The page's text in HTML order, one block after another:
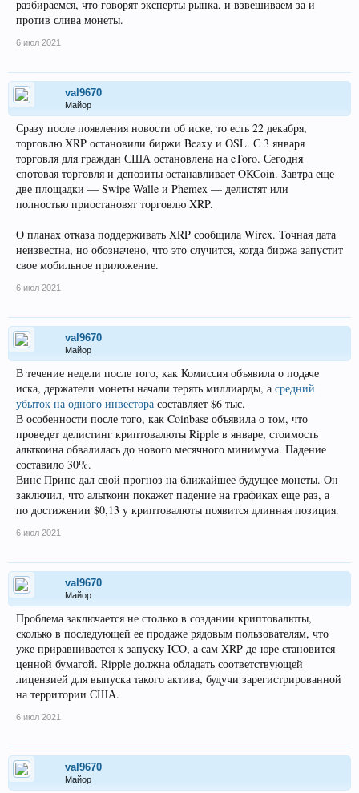
разбираемся, что говорят эксперты рынка, и взвешиваем за и
против слива монеты.
6 июл 2021
val9670
Майор
Сразу после появления новости об иске, то есть 22 декабря,
торговлю XRP остановили биржи Beaxy и OSL. С 3 января
торговля для граждан США остановлена на eToro. Сегодня
спотовая торговля и депозиты останавливает OKCoin. Завтра еще
две площадки — Swipe Walle и Phemex — делистят или
полностью приостановят торговлю XRP.
О планах отказа поддерживать XRP сообщила Wirex. Точная дата
неизвестна, но обозначено, что это случится, когда биржа запустит
свое мобильное приложение.
6 июл 2021
val9670
Майор
В течение недели после того, как Комиссия объявила о подаче
иска, держатели монеты начали терять миллиарды, а средний
убыток на одного инвестора составляет $6 тыс.
В особенности после того, как Coinbase объявила о том, что
проведет делистинг криптовалюты Ripple в январе, стоимость
альткоина обвалилась до нового месячного минимума. Падение
составило 30%.
Винс Принс дал свой прогноз на ближайшее будущее монеты. Он
заключил, что альткоин покажет падение на графиках еще раз, а
по достижении $0,13 у криптовалюты появится длинная позиция.
6 июл 2021
val9670
Майор
Проблема заключается не столько в создании криптовалюты,
сколько в последующей ее продаже рядовым пользователям, что
уже приравнивается к запуску ICO, а сам XRP де-юре становится
ценной бумагой. Ripple должна обладать соответствующей
лицензией для выпуска такого актива, будучи зарегистрированной
на территории США.
6 июл 2021
val9670
Майор